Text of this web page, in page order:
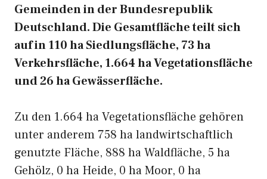
Gemeinden in der Bundesrepublik
Deutschland. Die Gesamtfläche teilt sich
auf in 110 ha Siedlungsfläche, 73 ha
Verkehrsfläche, 1.664 ha Vegetationsfläche
und 26 ha Gewässerfläche.
Zu den 1.664 ha Vegetationsfläche gehören
unter anderem 758 ha landwirtschaftlich
genutzte Fläche, 888 ha Waldfläche, 5 ha
Gehölz, 0 ha Heide, 0 ha Moor, 0 ha